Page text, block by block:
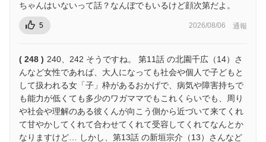
ちゃんはいないって話？なんぼでもいるけど顔次第だよ。
5 2026/08/06 通報
( 248 ) 240、242 そうですね。 第11話 の北園千広（14）さ
んなど女性であれば、大人になっても社会や個人で子どもと
して扱われる女「子」枠があるおかげで、病気や障害持ちで
も能力が低くても多少のワガママでもこれくらいでも、周り
や社会や理解のある彼くんが向こう側から近づいて来てくれ
て甘やかしてくれて合わせてくれて受容してくれてなんとか
なりますけど… しかし、第13話 の新垣宗介（13）さんなど